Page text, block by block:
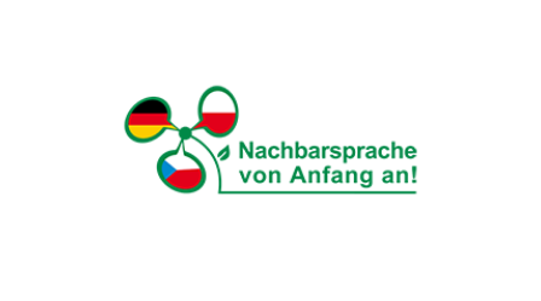
Tag der Nachbarsprachen 2023